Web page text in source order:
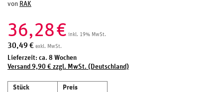
von RAK
36,28€ inkl. 19% MwSt.
30,49 € exkl. MwSt.
Lieferzeit: ca. 8 Wochen
Versand 9,90 € zzgl. MwSt. (Deutschland)
Stück
Preis